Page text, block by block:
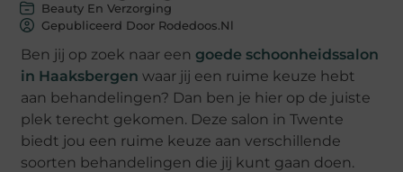
Beauty En Verzorging
Gepubliceerd Door Rodedoos.nl
Ben jij op zoek naar eengoede schoonheidssalon
in Haaksbergen waar jij een ruime keuze hebt
aan behandelingen? Dan ben je hier op de juiste
plek terecht gekomen. Deze salon in Twente
biedt jou een ruime keuze aan verschillende
soorten behandelingen die jij kunt gaan doen.